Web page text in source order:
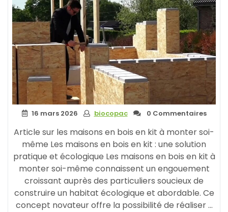
16 mars 2026 biocopac 0 Commentaires
Article sur les maisons en bois en kit à monter soi-
même Les maisons en bois en kit : une solution
pratique et écologique Les maisons en bois en kit à
monter soi-même connaissent un engouement
croissant auprès des particuliers soucieux de
construire un habitat écologique et abordable. Ce
concept novateur offre la possibilité de réaliser …